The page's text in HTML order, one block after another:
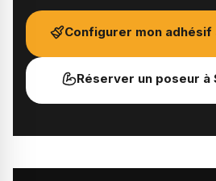
Configurer mon adhésif
Réserver un poseur à